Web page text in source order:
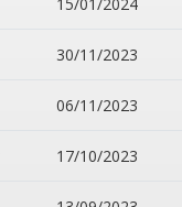
30/11/2023
06/11/2023
17/10/2023